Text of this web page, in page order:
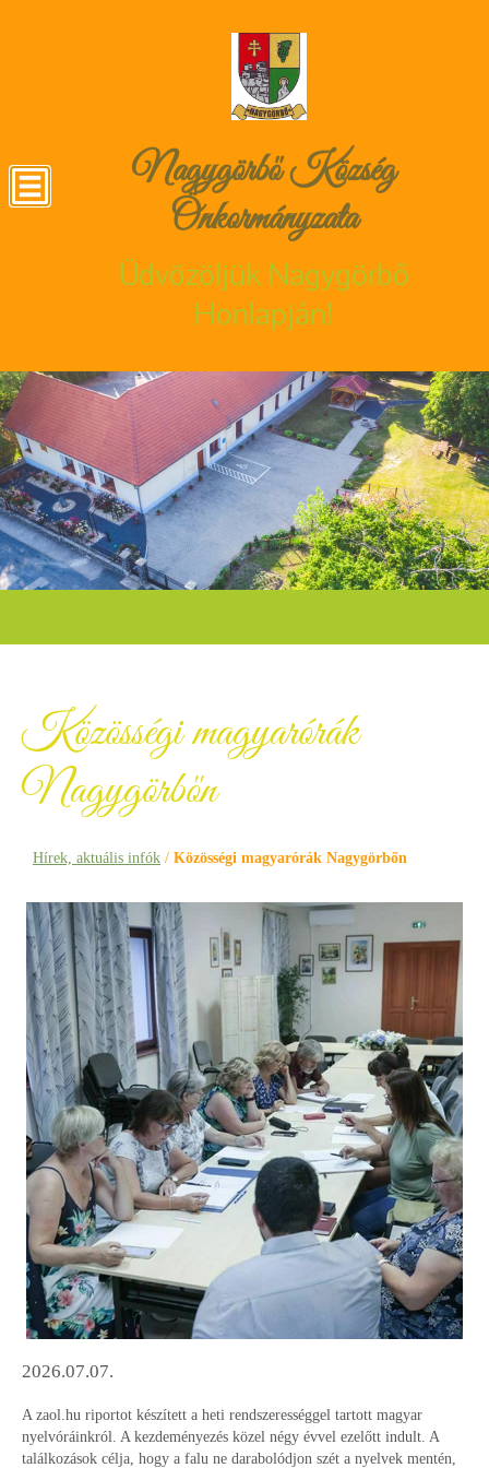
Nagygörbő Község
Önkormányzata
Üdvözöljük Nagygörbő
Honlapján!
Közösségi magyarórák
Nagygörbőn
Hírek, aktuális infók / Közösségi magyarórák Nagygörbőn
2026.07.07.
A zaol.hu riportot készített a heti rendszerességgel tartott magyar
nyelvóráinkról. A kezdeményezés közel négy évvel ezelőtt indult. A
találkozások célja, hogy a falu ne darabolódjon szét a nyelvek mentén,